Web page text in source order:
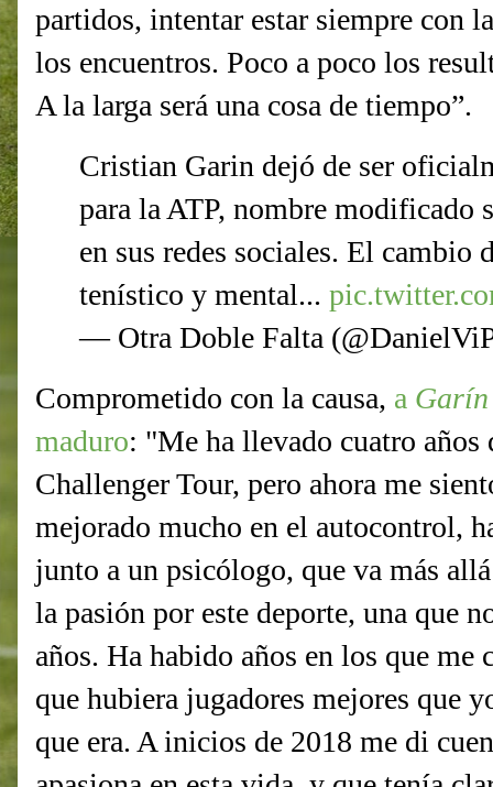
partidos, intentar estar siempre con
los encuentros. Poco a poco los
A la larga será una cosa de tiempo”.
Cristian Garin dejó de ser
para la ATP, nombre modificado
en sus redes sociales. El cambio
tenístico y mental...
— Otra Doble Falta
Comprometido con la causa, a
maduro: "Me ha llevado cuatro años
Challenger Tour, pero ahora me
mejorado mucho en el autocontrol,
junto a un psicólogo, que va más
la pasión por este deporte, una que
años. Ha habido años en los que me
que hubiera jugadores mejores que
que era. A inicios de 2018 me di